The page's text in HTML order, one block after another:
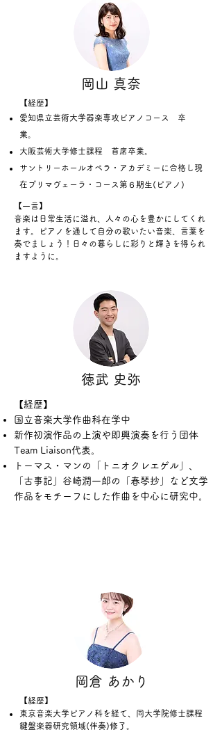
​岡山 真奈
【経歴】
愛知県立芸術大学器楽専攻ピアノコース 卒
業。
大阪芸術大学修士課程 首席卒業。
サントリーホールオペラ・アカデミーに合格し現
在プリマヴェーラ・コース第６期生(ピアノ)
【一言】
音楽は日常生活に溢れ、人々の心を豊かにしてくれ
ます。ピアノを通して自分の歌いたい音楽、言葉を
奏でましょう！日々の暮らしに彩りと輝きを得られ
ますように。
徳武 史弥
【経歴】
国立音楽大学作曲科在学中
新作初演作品の上演や即興演奏を行う団体
Team Liaison代表。
トーマス・マンの「トニオクレエゲル」、
「古事記」谷崎潤一郎の「春琴抄 」など文学
作品をモチーフにした作曲を中心に研究中。​
​岡倉 あかり
【経歴】
東京音楽大学ピアノ科を経て、同大学院修士課程
鍵盤楽器研究領域(伴奏)修了。